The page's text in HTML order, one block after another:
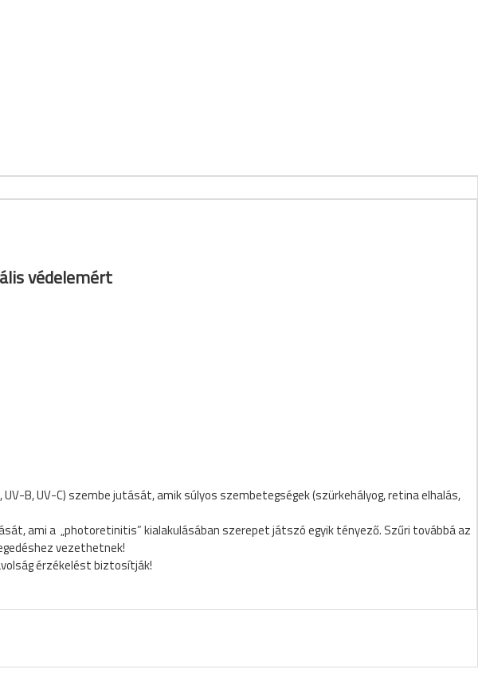
védelemért
B, UV-C) szembe jutását, amik súlyos szembetegségek (szürkehályog, retina elhalás,
ami a „photoretinitis” kialakulásában szerepet játszó egyik tényező. Szűri továbbá az
vezethetnek!
érzékelést biztosítják!